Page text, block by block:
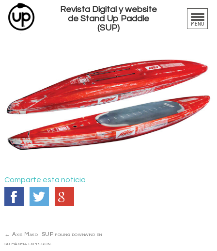
Revista Digital y website
de Stand Up Paddle
(SUP)
Comparte esta noticia
Navegación
de
← Axis Mako: SUP foiling downwind en
su máxima expresión.